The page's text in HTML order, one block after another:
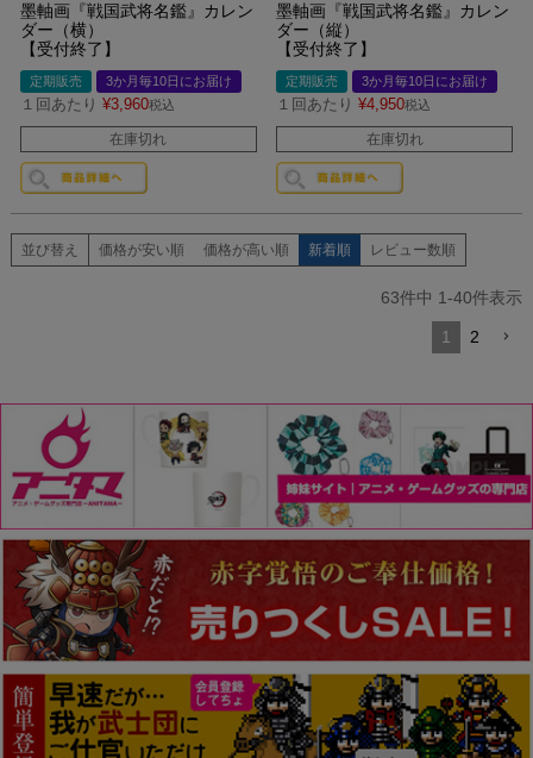
墨軸画『戦国武将名鑑』カレン
ダー（横）
【受付終了】
定期販売 3か月毎10日にお届け
１回あたり ¥3,960税込
在庫切れ
墨軸画『戦国武将名鑑』カレン
ダー（縦）
【受付終了】
定期販売 3か月毎10日にお届け
１回あたり ¥4,950税込
在庫切れ
並び替え 価格が安い順 価格が高い順 新着順 レビュー数順
63件中 1-40件表示
1 2